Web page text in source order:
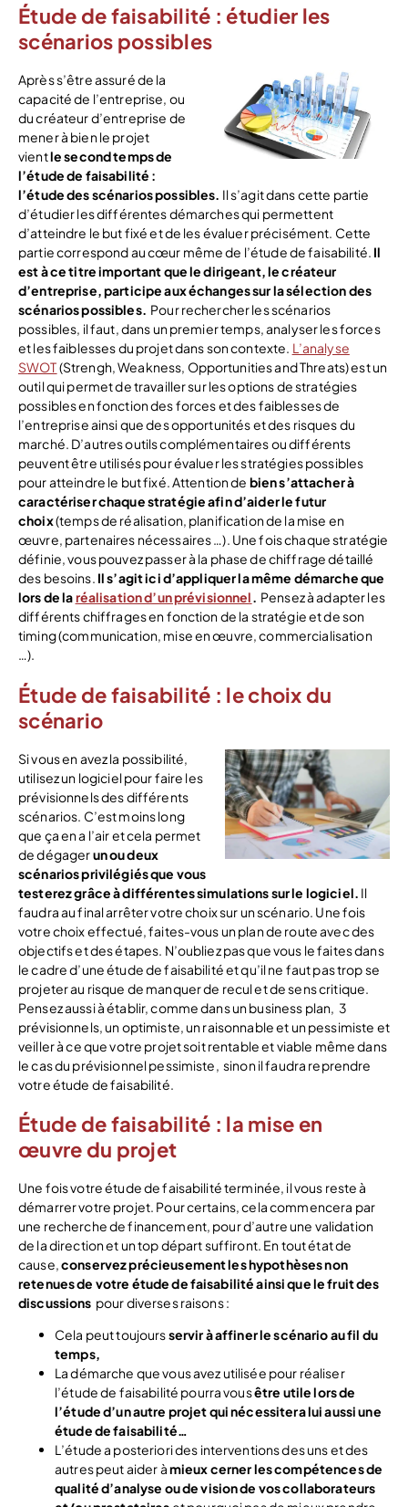
Étude de faisabilité : étudier les
scénarios possibles
Après s’être assuré de la
capacité de l’entreprise, ou
du créateur d’entreprise de
mener à bien le projet
vientle second temps de
l’étude de faisabilité :
l’étude des scénarios possibles. Il s’agit dans cette partie
d’étudier les différentes démarches qui permettent
d’atteindre le but fixé et de les évaluer précisément. Cette
partie correspond au cœur même de l’étude de faisabilité. Il
est à ce titre important que le dirigeant, le créateur
d’entreprise, participe aux échanges sur la sélection des
scénarios possibles. Pour rechercher les scénarios
possibles, il faut, dans un premier temps, analyser les forces
et les faiblesses du projet dans son contexte. L’analyse
SWOT(Strengh, Weakness, Opportunities and Threats) est un
outil qui permet de travailler sur les options de stratégies
possibles en fonction des forces et des faiblesses de
l’entreprise ainsi que des opportunités et des risques du
marché. D’autres outils complémentaires ou différents
peuvent être utilisés pour évaluer les stratégies possibles
pour atteindre le but fixé. Attention de bien s’attacher à
caractériser chaque stratégie afin d’aider le futur
choix(temps de réalisation, planification de la mise en
œuvre, partenaires nécessaires …). Une fois chaque stratégie
définie, vous pouvez passer à la phase de chiffrage détaillé
des besoins. Il s’agit ici d’appliquer la même démarche que
lors de laréalisation d’un prévisionnel. Pensez à adapter les
différents chiffrages en fonction de la stratégie et de son
timing (communication, mise en œuvre, commercialisation
…).
Étude de faisabilité : le choix du
scénario
Si vous en avez la possibilité,
utilisez un logiciel pour faire les
prévisionnels des différents
scénarios. C’est moins long
que ça en a l’air et cela permet
de dégagerun ou deux
scénarios privilégiés que vous
testerez grâce à différentes simulations sur le logiciel. Il
faudra au final arrêter votre choix sur un scénario. Une fois
votre choix effectué, faites-vous un plan de route avec des
objectifs et des étapes. N’oubliez pas que vous le faites dans
le cadre d’une étude de faisabilité et qu’il ne faut pas trop se
projeter au risque de manquer de recul et de sens critique.
Pensez aussi à établir, comme dans un business plan, 3
prévisionnels, un optimiste, un raisonnable et un pessimiste et
veiller à ce que votre projet soit rentable et viable même dans
le cas du prévisionnel pessimiste, sinon il faudra reprendre
votre étude de faisabilité.
Étude de faisabilité : la mise en
œuvre du projet
Une fois votre étude de faisabilité terminée, il vous reste à
démarrer votre projet. Pour certains, cela commencera par
une recherche de financement, pour d’autre une validation
de la direction et un top départ suffiront. En tout état de
cause,conservez précieusement les hypothèses non
retenues de votre étude de faisabilité ainsi que le fruit des
discussions pour diverses raisons :
Cela peut toujoursservir à affiner le scénario au fil du
temps,
La démarche que vous avez utilisée pour réaliser
l’étude de faisabilité pourra vousêtre utile lors de
l’étude d’un autre projet qui nécessitera lui aussi une
étude de faisabilité…
L’étude a posteriori des interventions des uns et des
autres peut aider àmieux cerner les compétences de
qualité d’analyse ou de vision de vos collaborateurs